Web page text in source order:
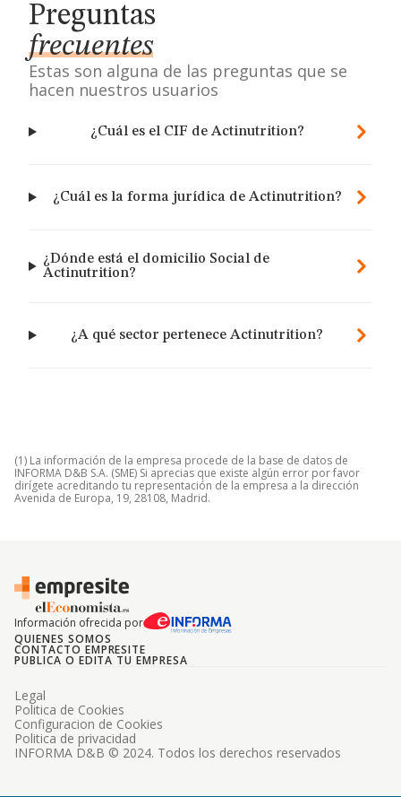
Preguntas
frecuentes
Estas son alguna de las preguntas que se
hacen nuestros usuarios
¿Cuál es el CIF de Actinutrition?
¿Cuál es la forma jurídica de Actinutrition?
¿Dónde está el domicilio Social de
Actinutrition?
¿A qué sector pertenece Actinutrition?
(1) La información de la empresa procede de la base de datos de
INFORMA D&B S.A. (SME) Si aprecias que existe algún error por favor
dirígete acreditando tu representación de la empresa a la dirección
Avenida de Europa, 19, 28108, Madrid.
Información ofrecida por
QUIENES SOMOS
CONTACTO EMPRESITE
PUBLICA O EDITA TU EMPRESA
INFORMA D&B © 2024. Todos los derechos reservados
Legal
Politica de Cookies
Configuracion de Cookies
Politica de privacidad